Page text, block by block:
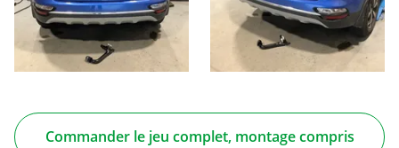
Commander le jeu complet, montage compris